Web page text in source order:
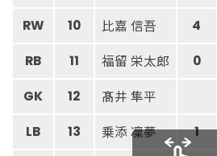
RW 10 比嘉 信吾 4
RB 11 福留 栄太郎 0
GK 12 髙井 隼平
LB 13 乗添 凜夢 1